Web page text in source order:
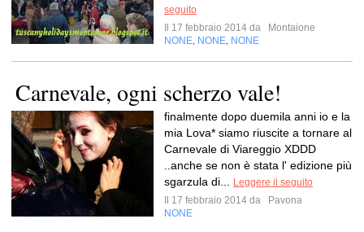
seguito
Il 17 febbraio 2014 da
Montaione
NONE NONE NONE
Carnevale, ogni scherzo vale!
finalmente dopo duemila anni io e la
mia Lova* siamo riuscite a tornare al
Carnevale di Viareggio XDDD
..anche se non è stata l' edizione più
sgarzula di...
Leggere il seguito
Il 17 febbraio 2014 da
Pavona
NONE